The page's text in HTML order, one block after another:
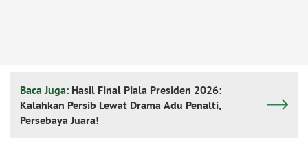
Baca Juga: Hasil Final Piala Presiden 2026:
Kalahkan Persib Lewat Drama Adu Penalti,
Persebaya Juara!